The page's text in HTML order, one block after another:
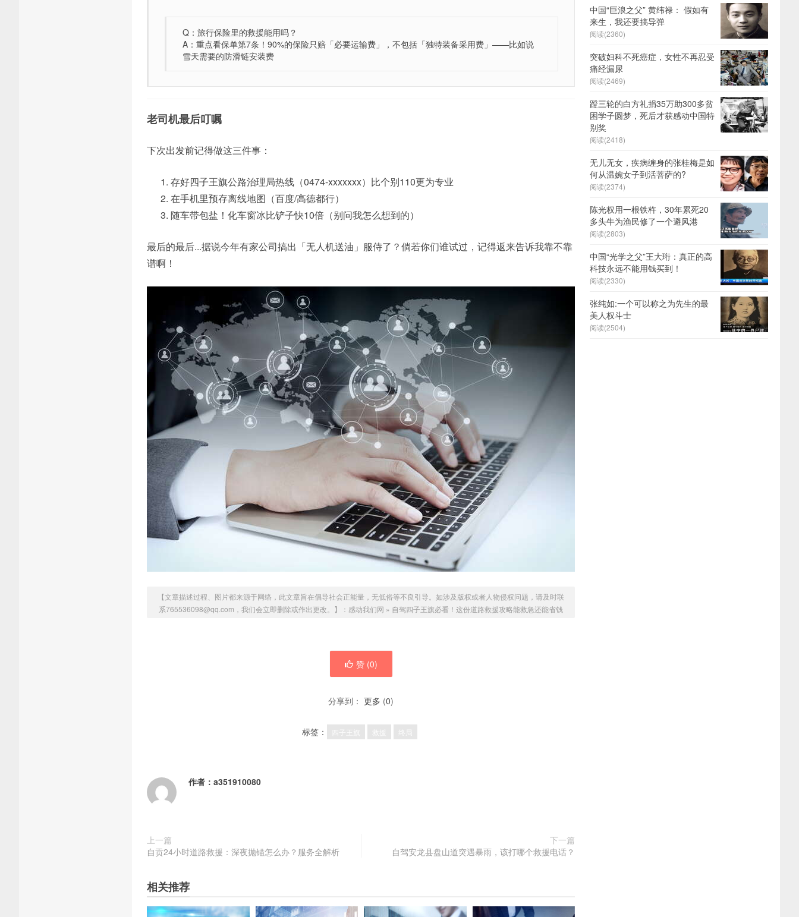
Q：旅行保险里的救援能用吗？
A：重点看保单第7条！90%的保险只赔「必要运输费」，不包括「独特装备采用费」——比如说
雪天需要的防滑链安装费
老司机最后叮嘱
下次出发前记得做这三件事：
存好四子王旗公路治理局热线（0474-xxxxxxx）比个别110更为专业
在手机里预存离线地图（百度/高德都行）
随车带包盐！化车窗冰比铲子快10倍（别问我怎么想到的）
最后的最后...据说今年有家公司搞出「无人机送油」服侍了？倘若你们谁试过，记得返来告诉我靠不靠
谱啊！
【文章描述过程、图片都来源于网络，此文章旨在倡导社会正能量，无低俗等不良引导。如涉及版权或者人物侵权问题，请及时联
系765536098@qq.com，我们会立即删除或作出更改。】： 感动我们网 » 自驾四子王旗必看！这份道路救援攻略能救急还能省钱
赞 (0)
分享到： 更多 (0)
标签： 救援 终局
作者： a351910080
上一篇
自贡24小时道路救援：深夜抛锚怎么办？服务全解析
下一篇
自驾安龙县盘山道突遇暴雨，该打哪个救援电话？
相关推荐
中国“巨浪之父” 黄纬禄： 假如有
来生，我还要搞导弹
阅读(2360)
突破妇科不死癌症，女性不再忍受
痛经漏尿
阅读(2469)
蹬三轮的白方礼捐35万助300多贫
困学子圆梦，死后才获感动中国特
别奖
阅读(2418)
无儿无女，疾病缠身的张桂梅是如
何从温婉女子到活菩萨的?
阅读(2374)
陈光权用一根铁杵，30年累死20
多头牛为渔民修了一个避风港
阅读(2803)
中国“光学之父”王大珩：真正的高
科技永远不能用钱买到！
阅读(2330)
张纯如:一个可以称之为先生的最
美人权斗士
阅读(2504)